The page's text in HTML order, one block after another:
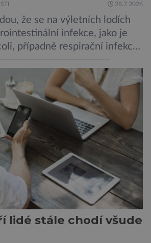
28.7.2026
že se na výletních lodích
infekce, jako je
případně respirační infekce,
ohnisku hantaviru na
znepokojivé i pro odborníky.
bylo prozatím zažehnáno.
pandemie? Hantavirus […]
lidé stále chodí všude